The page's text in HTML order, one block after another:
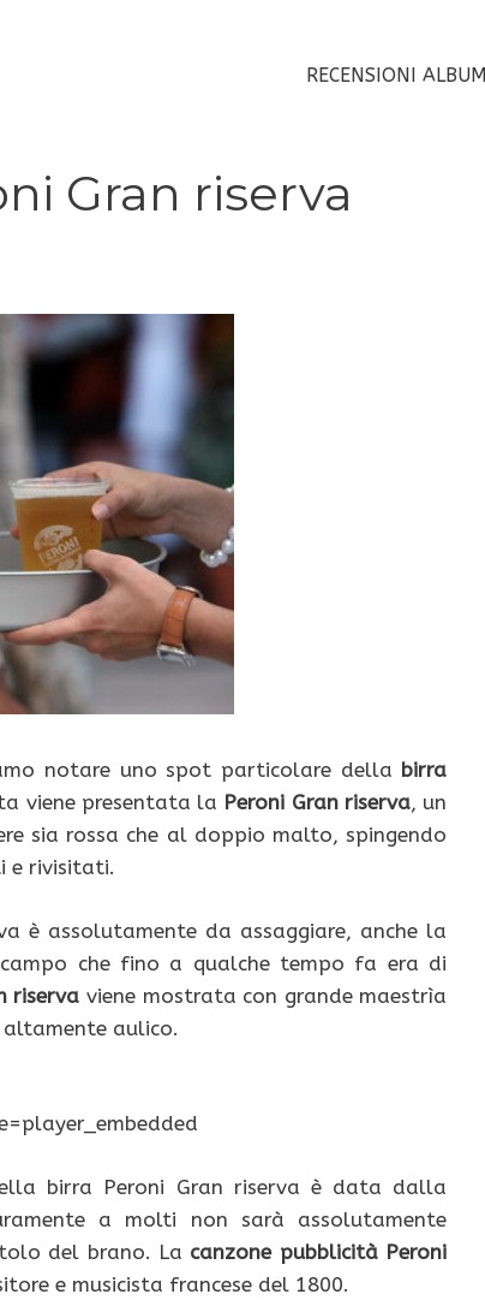
RECENSIONI ALBUM
Gran riserva
notare uno spot particolare della birra
viene presentata la Peroni Gran riserva, un
sia rossa che al doppio malto, spingendo
e rivisitati.
è assolutamente da assaggiare, anche la
che fino a qualche tempo fa era di
riserva viene mostrata con grande maestrìa
altamente aulico.
birra Peroni Gran riserva è data dalla
a molti non sarà assolutamente
del brano. La canzone pubblicità Peroni
e musicista francese del 1800.